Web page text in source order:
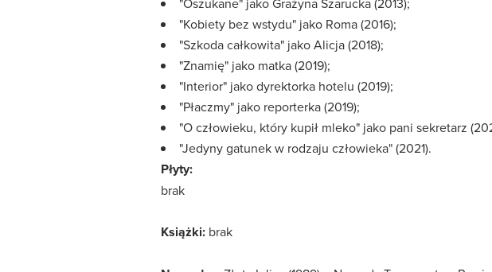
"Kobiety bez wstydu" jako Roma (2016);
"Szkoda całkowita" jako Alicja (2018);
"Znamię" jako matka (2019);
"Interior" jako dyrektorka hotelu (2019);
"Płaczmy" jako reporterka (2019);
"O człowieku, który kupił mleko" jako pani sekretarz
"Jedyny gatunek w rodzaju człowieka" (2021).
Płyty:
brak
Książki: brak